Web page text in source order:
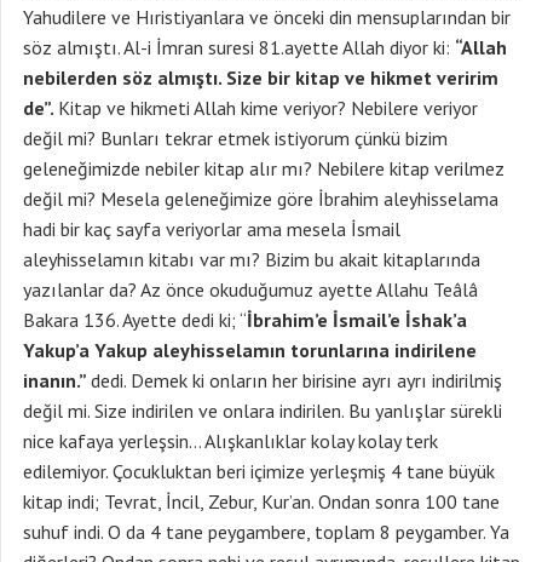
Yahudilere ve Hıristiyanlara ve önceki din mensuplarından bir
söz almıştı. Al-i İmran suresi 81.ayette Allah diyor ki: “Allah
nebilerden söz almıştı. Size bir kitap ve hikmet veririm
de”. Kitap ve hikmeti Allah kime veriyor? Nebilere veriyor
değil mi? Bunları tekrar etmek istiyorum çünkü bizim
geleneğimizde nebiler kitap alır mı? Nebilere kitap verilmez
değil mi? Mesela geleneğimize göre İbrahim aleyhisselama
hadi bir kaç sayfa veriyorlar ama mesela İsmail
aleyhisselamın kitabı var mı? Bizim bu akait kitaplarında
yazılanlar da? Az önce okuduğumuz ayette Allahu Teâlâ
Bakara 136. Ayette dedi ki; “İbrahim’e İsmail’e İshak’a
Yakup’a Yakup aleyhisselamın torunlarına indirilene
inanın.” dedi. Demek ki onların her birisine ayrı ayrı indirilmiş
değil mi. Size indirilen ve onlara indirilen. Bu yanlışlar sürekli
nice kafaya yerleşsin… Alışkanlıklar kolay kolay terk
edilemiyor. Çocukluktan beri içimize yerleşmiş 4 tane büyük
kitap indi; Tevrat, İncil, Zebur, Kur’an. Ondan sonra 100 tane
suhuf indi. O da 4 tane peygambere, toplam 8 peygamber. Ya